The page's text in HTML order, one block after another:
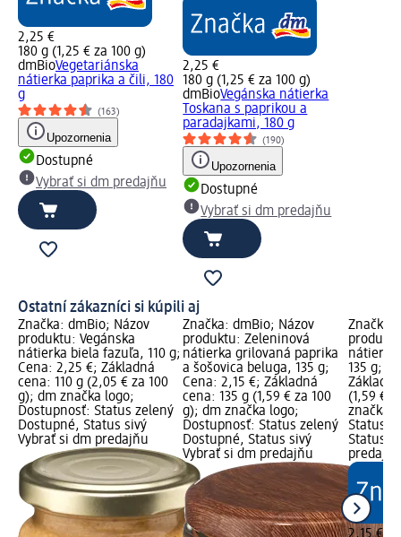
2,25 €
180 g (1,25 € za 100 g)
dmBioVegetariánska
nátierka paprika a čili, 180
g
(163)
Upozornenia
Dostupné
Vybrať si dm predajňu
2,25 €
180 g (1,25 € za 100 g)
dmBioVegánska nátierka
Toskana s paprikou a
paradajkami, 180 g
(190)
Upozornenia
Dostupné
Vybrať si dm predajňu
Ostatní zákazníci si kúpili aj
Značka: dmBio; Názov
produktu: Vegánska
nátierka biela fazuľa, 110 g;
Cena: 2,25 €; Základná
cena: 110 g (2,05 € za 100
g); dm značka logo;
Dostupnosť: Status zelený
Dostupné, Status sivý
Vybrať si dm predajňu
Značka: dmBio; Názov
produktu: Zeleninová
nátierka grilovaná paprika
a šošovica beluga, 135 g;
Cena: 2,15 €; Základná
cena: 135 g (1,59 € za 100
g); dm značka logo;
Dostupnosť: Status zelený
Dostupné, Status sivý
Vybrať si dm predajňu
Značka:
nátierka
135 g;
(1,59 €
značka
Status
Status
predajňu